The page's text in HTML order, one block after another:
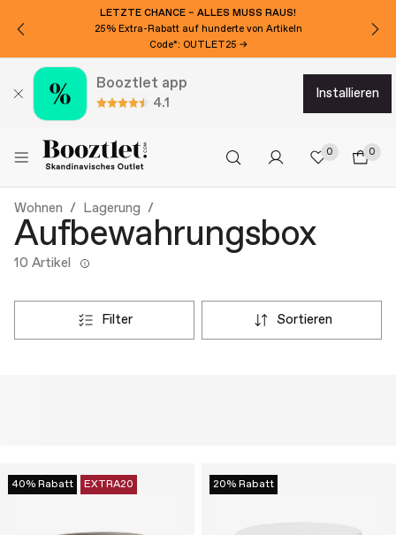
LETZTE CHANCE – ALLES MUSS RAUS!
25% Extra-Rabatt auf hunderte von Artikeln
Code*: OUTLET25 →
Booztlet app
4.1
installieren
0 0
Wohnen Lagerung
Aufbewahrungsbox
10 Artikel
filter sortieren
40% Rabatt EXTRA20 20% Rabatt